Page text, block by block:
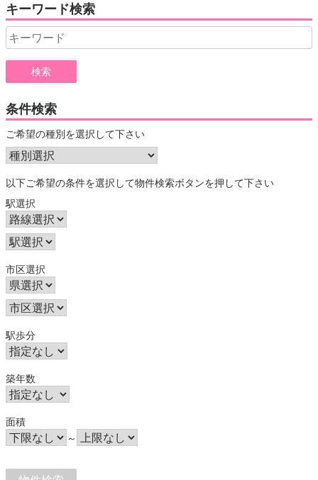
キーワード検索
Search
for:
条件検索
ご希望の種別を選択して下さい
以下ご希望の条件を選択して物件検索ボタンを押して下さい
駅選択
市区選択
駅歩分
築年数
面積
～